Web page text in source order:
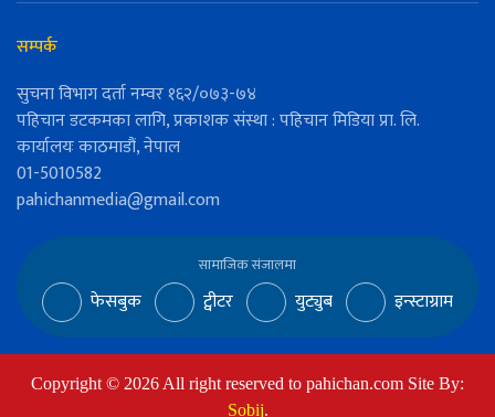
सम्पर्क
सुचना विभाग दर्ता नम्वर १६२/०७३-७४
पहिचान डटकमका लागि, प्रकाशक संस्था : पहिचान मिडिया प्रा. लि.
कार्यालयः काठमाडौं, नेपाल
01-5010582
pahichanmedia@gmail.com
सामाजिक संजालमा
फेसबुक ट्वीटर युट्युब इन्स्टाग्राम
Copyright © 2026 All right reserved to pahichan.com Site By:
Sobij.